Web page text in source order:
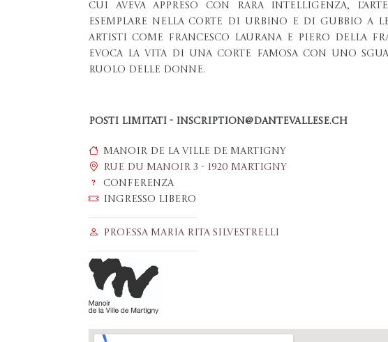
cui aveva appreso con rara intelligenza,
esemplare nella corte di Urbino e di Gubbio a
artisti come Francesco Laurana e Piero della
evoca la vita di una corte famosa con uno
ruolo delle donne.
Posti limitati - inscription@dantevallese.ch
Manoir de la Ville de Martigny
Rue du Manoir 3 - 1920 Martigny
Conferenza
Ingresso libero
Prof.ssa Maria Rita Silvestrelli